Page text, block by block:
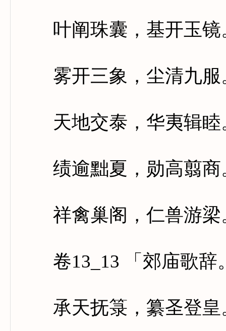
叶阐珠囊，基开玉镜
雾开三象，尘清九服
天地交泰，华夷辑睦
绩逾黜夏，勋高翦商
祥禽巢阁，仁兽游梁
卷13_13 「郊庙歌辞
承天抚箓，纂圣登皇